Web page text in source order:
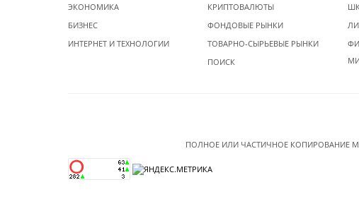
ЭКОНОМИКА
БИЗНЕС
ИНТЕРНЕТ И ТЕХНОЛОГИИ
КРИПТОВАЛЮТЫ
ФОНДОВЫЕ РЫНКИ
ТОВАРНО-СЫРЬЕВЫЕ РЫНКИ
ПОИСК
ПОЛНОЕ ИЛИ ЧАСТИЧНОЕ КОПИРОВАНИЕ